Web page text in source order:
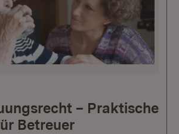
– Praktische
Betreuer